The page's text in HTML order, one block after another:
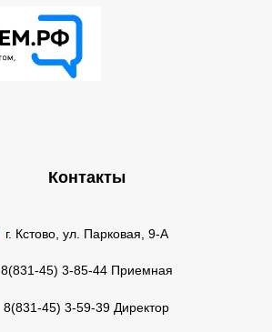
Контакты
г. Кстово, ул. Парковая, 9-А
8(831-45) 3-85-44 Приемная
8(831-45) 3-59-39 Директор